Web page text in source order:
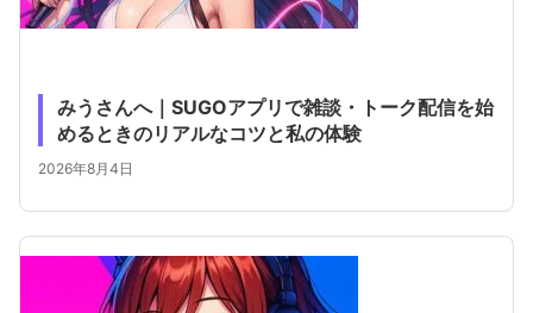
みうさんへ｜SUGOアプリで雑談・トーク配信を始
めるときのリアルなコツと私の体験
2026年8月4日